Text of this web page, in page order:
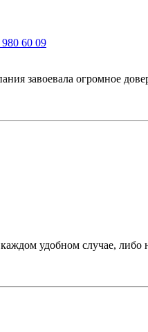
60 09
завоевала огромное
удобном случае, либо